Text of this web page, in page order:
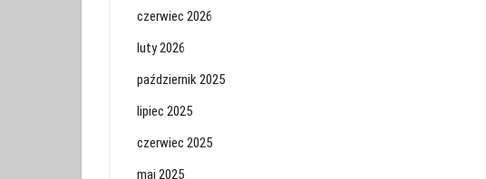
czerwiec 2026
luty 2026
październik 2025
lipiec 2025
czerwiec 2025
maj 2025